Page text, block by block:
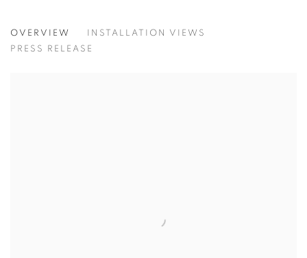
정광호
OVERVIEW
INSTALLATION VIEWS
PRESS RELEASE